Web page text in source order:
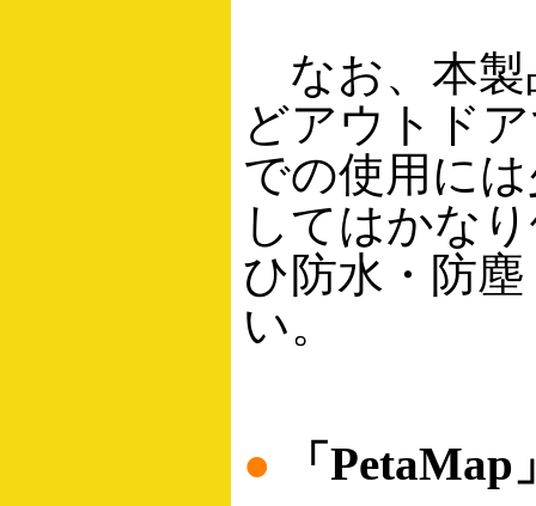
なお、本製
どアウトド
での使用に
してはかな
ひ防水・防
い。
● 「